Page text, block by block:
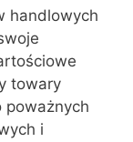
handlowych
towary
poważnych
i